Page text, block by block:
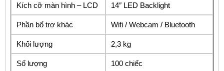
Kích cỡ màn hình – LCD 14″ LED Backlight
Phần bổ trợ khác Wifi / Webcam / Bluetooth
Khối lượng 2,3 kg
Số lượng 100 chiếc